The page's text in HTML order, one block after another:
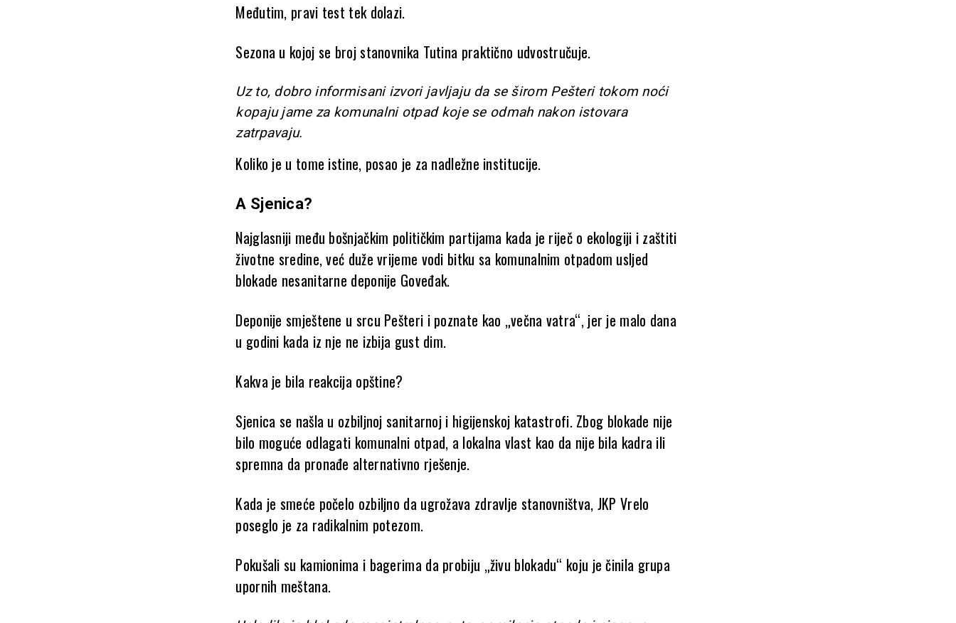
Međutim, pravi test tek dolazi.
Sezona u kojoj se broj stanovnika Tutina praktično udvostručuje.
Uz to, dobro informisani izvori javljaju da se širom Pešteri tokom noći
kopaju jame za komunalni otpad koje se odmah nakon istovara
zatrpavaju.
Koliko je u tome istine, posao je za nadležne institucije.
A Sjenica?
Najglasniji među bošnjačkim političkim partijama kada je riječ o ekologiji i zaštiti
životne sredine, već duže vrijeme vodi bitku sa komunalnim otpadom usljed
blokade nesanitarne deponije Goveđak.
Deponije smještene u srcu Pešteri i poznate kao „večna vatra“, jer je malo dana
u godini kada iz nje ne izbija gust dim.
Kakva je bila reakcija opštine?
Sjenica se našla u ozbiljnoj sanitarnoj i higijenskoj katastrofi. Zbog blokade nije
bilo moguće odlagati komunalni otpad, a lokalna vlast kao da nije bila kadra ili
spremna da pronađe alternativno rješenje.
Kada je smeće počelo ozbiljno da ugrožava zdravlje stanovništva, JKP Vrelo
poseglo je za radikalnim potezom.
Pokušali su kamionima i bagerima da probiju „živu blokadu“ koju je činila grupa
upornih meštana.